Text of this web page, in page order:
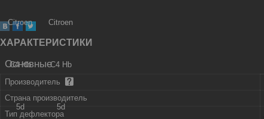
ХАРАКТЕРИСТИКИ
Основные
Производитель
Страна производитель
Тип дефлектора